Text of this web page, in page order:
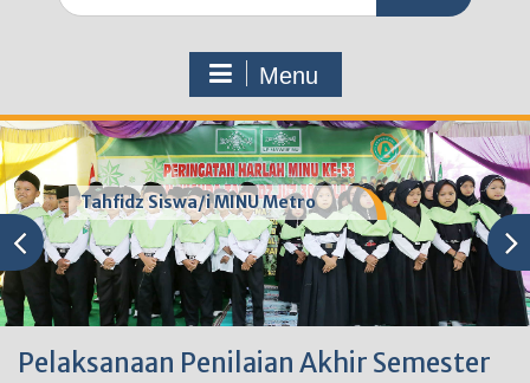
Menu
Tahfidz Siswa/i MINU Metro
Pelaksanaan Penilaian Akhir Semester